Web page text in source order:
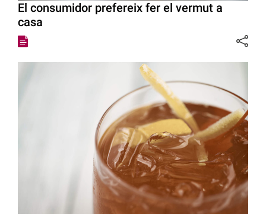
El consumidor prefereix fer el vermut a
casa